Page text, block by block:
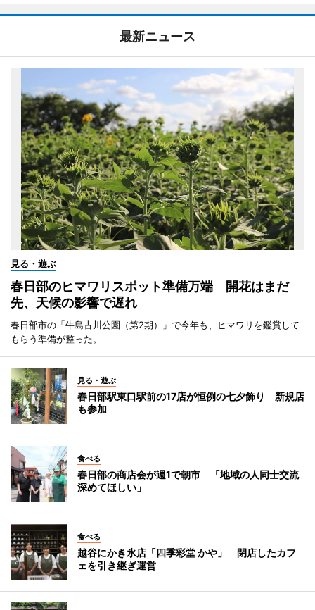
最新ニュース
見る・遊ぶ
春日部のヒマワリスポット準備万端 開花はまだ
先、天候の影響で遅れ
春日部市の「牛島古川公園（第2期）」で今年も、ヒマワリを鑑賞して
もらう準備が整った。
見る・遊ぶ
春日部駅東口駅前の17店が恒例の七夕飾り 新規店
も参加
食べる
春日部の商店会が週1で朝市 「地域の人同士交流
深めてほしい」
食べる
越谷にかき氷店「四季彩堂 かや」 閉店したカフ
ェを引き継ぎ運営